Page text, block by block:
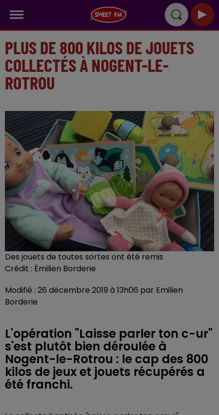
PLUS DE 800 KILOS DE JOUETS
COLLECTÉS À NOGENT-LE-
ROTROU
Des jouets de toutes sortes ont été remis
Crédit : Émilien Borderie
Modifié : 26 décembre 2019 à 13h06 par Emilien
Borderie
L'opération "Laisse parler ton c-ur"
s'est plutôt bien déroulée à
Nogent-le-Rotrou : le cap des 800
kilos de jeux et jouets récupérés a
été franchi.